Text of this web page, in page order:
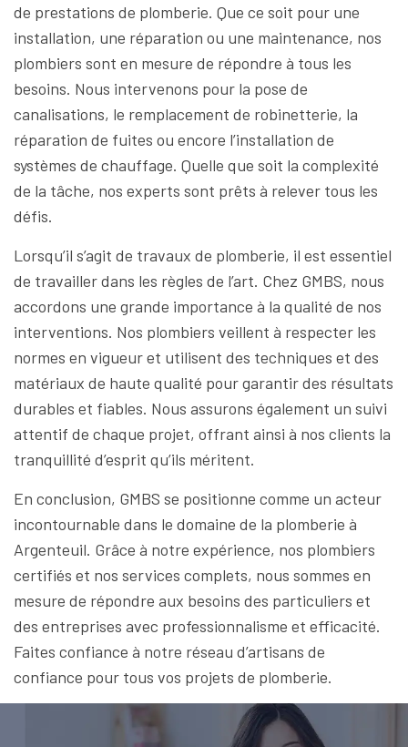
de prestations de plomberie. Que ce soit pour une
installation, une réparation ou une maintenance, nos
plombiers sont en mesure de répondre à tous les
besoins. Nous intervenons pour la pose de
canalisations, le remplacement de robinetterie, la
réparation de fuites ou encore l’installation de
systèmes de chauffage. Quelle que soit la complexité
de la tâche, nos experts sont prêts à relever tous les
défis.
Lorsqu’il s’agit de travaux de plomberie, il est essentiel
de travailler dans les règles de l’art. Chez GMBS, nous
accordons une grande importance à la qualité de nos
interventions. Nos plombiers veillent à respecter les
normes en vigueur et utilisent des techniques et des
matériaux de haute qualité pour garantir des résultats
durables et fiables. Nous assurons également un suivi
attentif de chaque projet, offrant ainsi à nos clients la
tranquillité d’esprit qu’ils méritent.
En conclusion, GMBS se positionne comme un acteur
incontournable dans le domaine de la plomberie à
Argenteuil. Grâce à notre expérience, nos plombiers
certifiés et nos services complets, nous sommes en
mesure de répondre aux besoins des particuliers et
des entreprises avec professionnalisme et efficacité.
Faites confiance à notre réseau d’artisans de
confiance pour tous vos projets de plomberie.